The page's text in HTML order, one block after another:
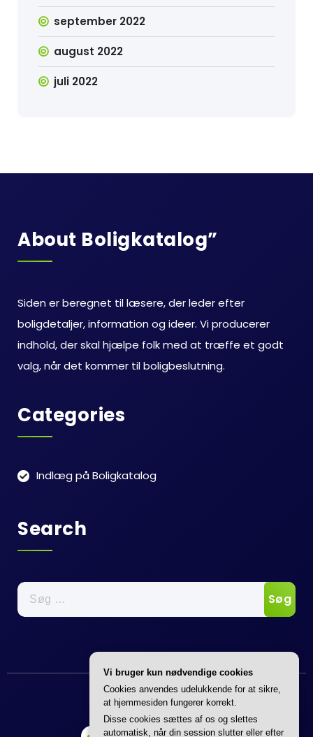
september 2022
august 2022
juli 2022
About Boligkatalog”
Siden er beregnet til læsere, der leder efter
boligdetaljer, information og ideer. Vi producerer
indhold, der skal hjælpe folk med at træffe et godt
valg, når det kommer til boligbeslutning.
Categories
Indlæg på Boligkatalog
Search
Søg
efter:
Annonce
Vi bruger kun nødvendige cookies
Cookies anvendes udelukkende for at sikre,
at hjemmesiden fungerer korrekt.
Disse cookies sættes af os og slettes
automatisk, når din session slutter eller efter